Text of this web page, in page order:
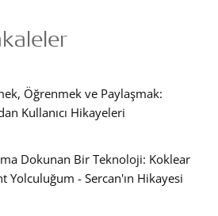
Öğrenmek ve Paylaşmak:
Kullanıcı Hikayeleri
Dokunan Bir Teknoloji: Koklear
Yolculuğum - Sercan'ın Hikayesi